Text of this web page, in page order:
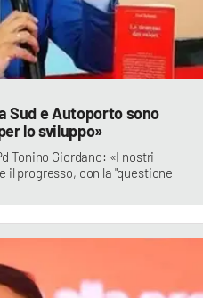
Sud e Autoporto sono
lo sviluppo»
Tonino Giordano: «I nostri
il progresso, con la "questione